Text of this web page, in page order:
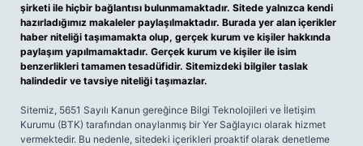
şirketi ile hiçbir bağlantısı bulunmamaktadır. Sitede yalnızca kendi
hazırladığımız makaleler paylaşılmaktadır. Burada yer alan içerikler
haber niteliği taşımamakta olup, gerçek kurum ve kişiler hakkında
paylaşım yapılmamaktadır. Gerçek kurum ve kişiler ile isim
benzerlikleri tamamen tesadüfidir. Sitemizdeki bilgiler taslak
halindedir ve tavsiye niteliği taşımazlar.
Sitemiz, 5651 Sayılı Kanun gereğince Bilgi Teknolojileri ve İletişim
Kurumu (BTK) tarafından onaylanmış bir Yer Sağlayıcı olarak hizmet
vermektedir. Bu nedenle, sitedeki içerikleri proaktif olarak denetleme